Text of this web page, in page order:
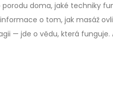
doma, jaké techniky
o tom, jak masáž
— jde o vědu, která funguje.